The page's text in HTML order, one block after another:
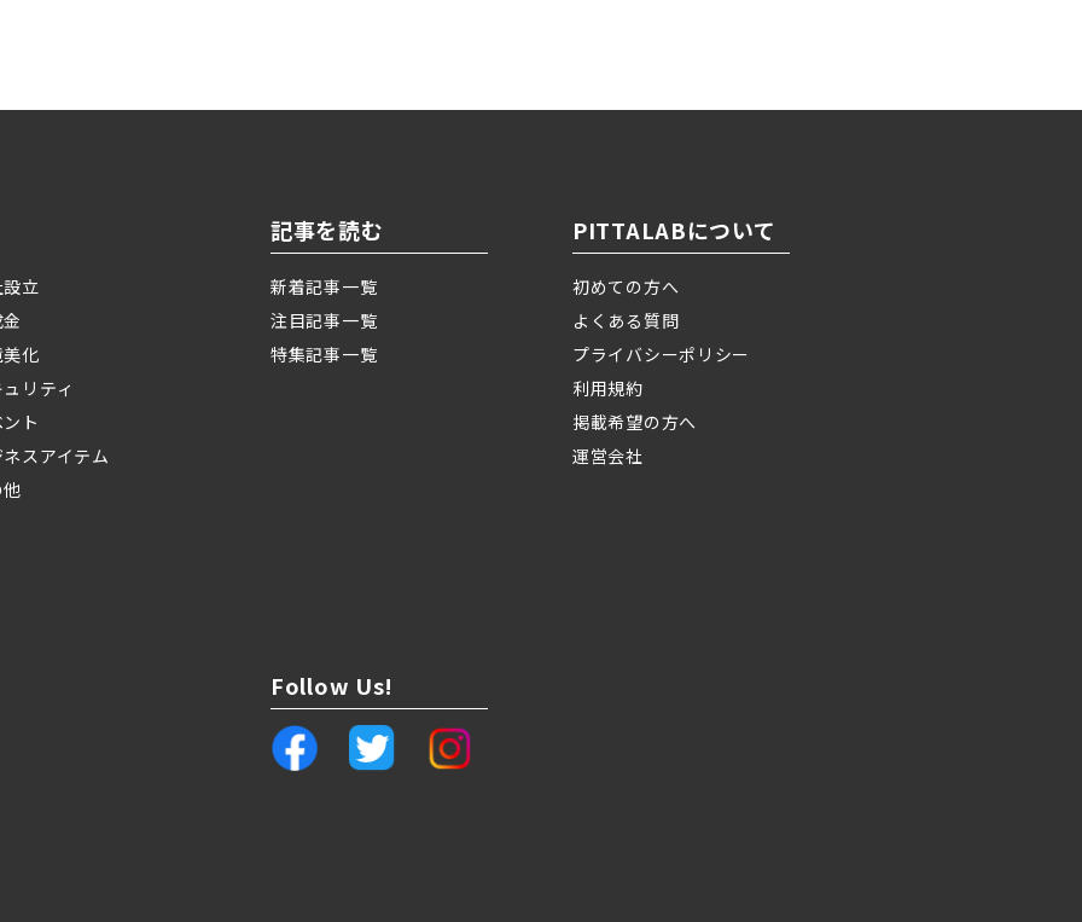
立
化
リティ
ト
スアイテム
記事を読む
新着記事一覧
注目記事一覧
特集記事一覧
PITTALABについて
初めての方へ
よくある質問
プライバシーポリシー
利用規約
掲載希望の方へ
運営会社
Follow Us!